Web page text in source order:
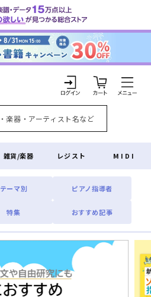
ロ
グ
イ
ン
カ
ー
ト
テーマ別 ピアノ指導者
特集 おすすめ記事
雑貨/楽器 レジスト MIDI